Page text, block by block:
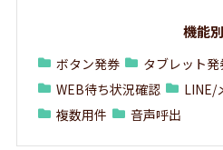
機能別
ボタン発券 タブレット発
WEB待ち状況確認
LINE/
複数用件
音声呼出